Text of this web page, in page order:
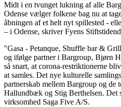
Midt i en tvunget lukning af alle
Odense vælger folkene bag nu at
åbningen af et helt nyt spillested -
– i Odense, skriver Fyens
"Gasa - Petanque, Shuffle bar &
og ifølge partner i Bargroup, Bjørn
så snart, at corona-restriktionerne
at samles. Det nye kulturelle
partnerskab mellem Bargroup og de
Hallundbæk og Stig Berthelsen. Det
virksomhed Saga Five A/S.